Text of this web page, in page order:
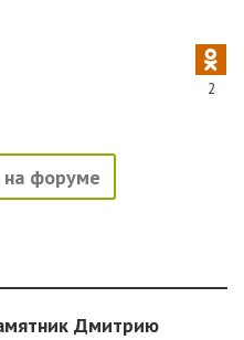
2
на форуме
Дмитрию